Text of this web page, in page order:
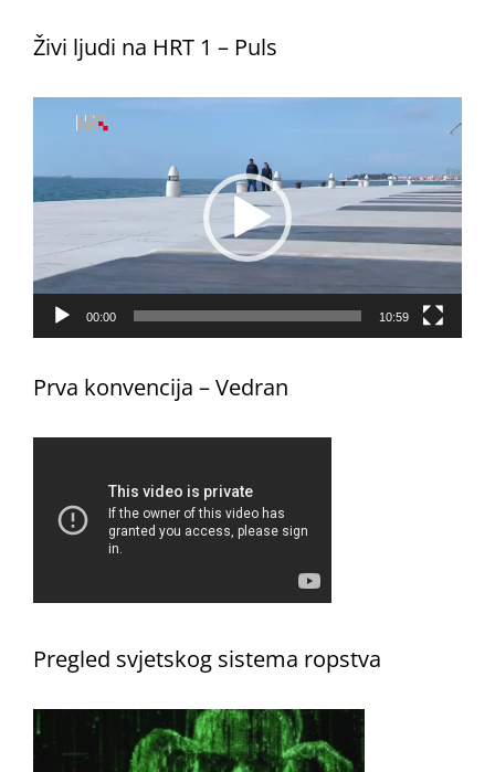
Živi ljudi na HRT 1 – Puls
Reproduktor
videozapisa
00:00 10:59
Prva konvencija – Vedran
Pregled svjetskog sistema ropstva